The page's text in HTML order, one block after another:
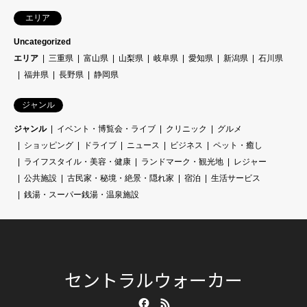
エリア
Uncategorized
エリア
三重県 富山県 山梨県 岐阜県 愛知県 新潟県
石川県
福井県
長野県 静岡県
ジャンル
ジャンル イベント・博覧会・ライブ クリニック
グルメ
ショッピング
ドライブ ニュース ビジネス
ペット・癒し
ライフスタイル・美容・健康
ランドマーク・観光地
レジャー
公共施設
古民家・秘境・絶景・隠れ家 宿泊
生活サービス
銭湯・スーパー銭湯・温泉施設
セントラルウォーカー